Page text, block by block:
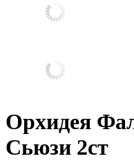
Орхидея
Сьюзи 2ст